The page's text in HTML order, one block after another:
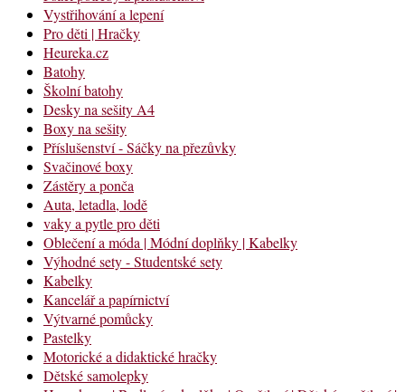
Vystřihování a lepení
Pro děti | Hračky
Heureka.cz
Batohy
Školní batohy
Desky na sešity A4
Boxy na sešity
Příslušenství - Sáčky na přezůvky
Svačinové boxy
Zástěry a ponča
Auta, letadla, lodě
vaky a pytle pro děti
Oblečení a móda | Módní doplňky | Kabelky
Výhodné sety - Studentské sety
Kabelky
Kancelář a papírnictví
Výtvarné pomůcky
Pastelky
Motorické a didaktické hračky
Dětské samolepky